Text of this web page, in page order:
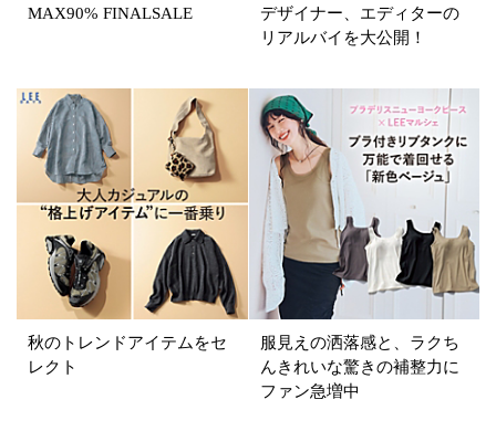
在庫あり
カラー
ホワイト ブラック グレー
ベージュ ブラウン オレンジ
イエロー ピンク
パープル グリーン ブルー
MAX90% FINALSALE
デザイナー、エディターの
リアルバイを大公開！
秋のトレンドアイテムをセ
レクト
服見えの洒落感と、ラクち
んきれいな驚きの補整力に
ファン急増中